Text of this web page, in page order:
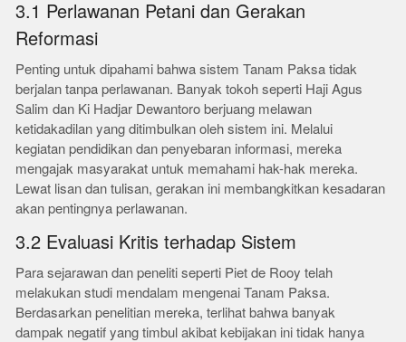
3.1 Perlawanan Petani dan Gerakan
Reformasi
Penting untuk dipahami bahwa sistem Tanam Paksa tidak
berjalan tanpa perlawanan. Banyak tokoh seperti Haji Agus
Salim dan Ki Hadjar Dewantoro berjuang melawan
ketidakadilan yang ditimbulkan oleh sistem ini. Melalui
kegiatan pendidikan dan penyebaran informasi, mereka
mengajak masyarakat untuk memahami hak-hak mereka.
Lewat lisan dan tulisan, gerakan ini membangkitkan kesadaran
akan pentingnya perlawanan.
3.2 Evaluasi Kritis terhadap Sistem
Para sejarawan dan peneliti seperti Piet de Rooy telah
melakukan studi mendalam mengenai Tanam Paksa.
Berdasarkan penelitian mereka, terlihat bahwa banyak
dampak negatif yang timbul akibat kebijakan ini tidak hanya